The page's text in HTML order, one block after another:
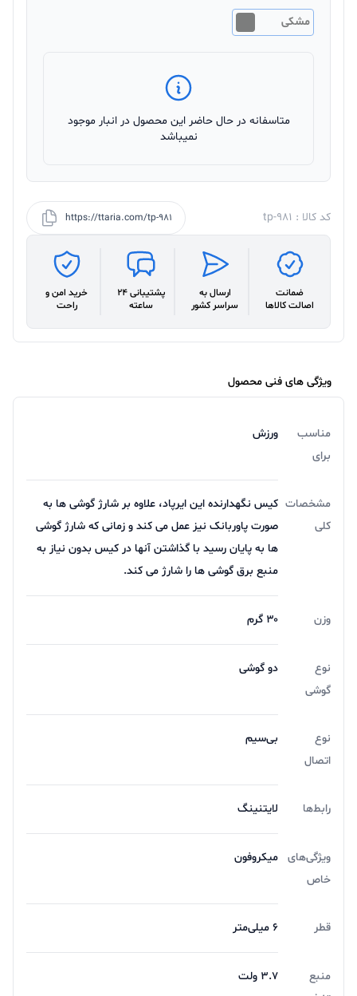
مشکی
متاسفانه در حال حاضر این محصول در انبار موجود
نمیباشد
کد کالا : tp-981 https://ttaria.com/tp-981
ضمانت
اصالت کالاها
ارسال به
سراسر کشور
پشتیبانی 24
ساعته
خرید امن و
راحت
ویژگی های فنی محصول
مناسب
برای
ورزش
مشخصات
کلی
کیس نگهدارنده این ایرپاد، علاوه بر شارژ گوشی ها به
صورت پاوربانک نیز عمل می کند و زمانی که شارژ گوشی
ها به پایان رسید با گذاشتن آنها در کیس بدون نیاز به
منبع برق گوشی ها را شارژ می کند.
وزن ۳۰ گرم
نوع
گوشی
دو گوشی
نوع
اتصال
بی‌سیم
رابط‌ها لایتنینگ
ویژگی‌های
خاص
میکروفون
قطر ۶ میلی‌متر
منبع
۳.۷ ولت